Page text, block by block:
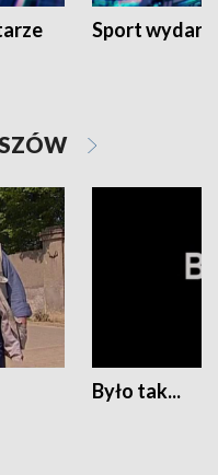
Sport
Było tak...